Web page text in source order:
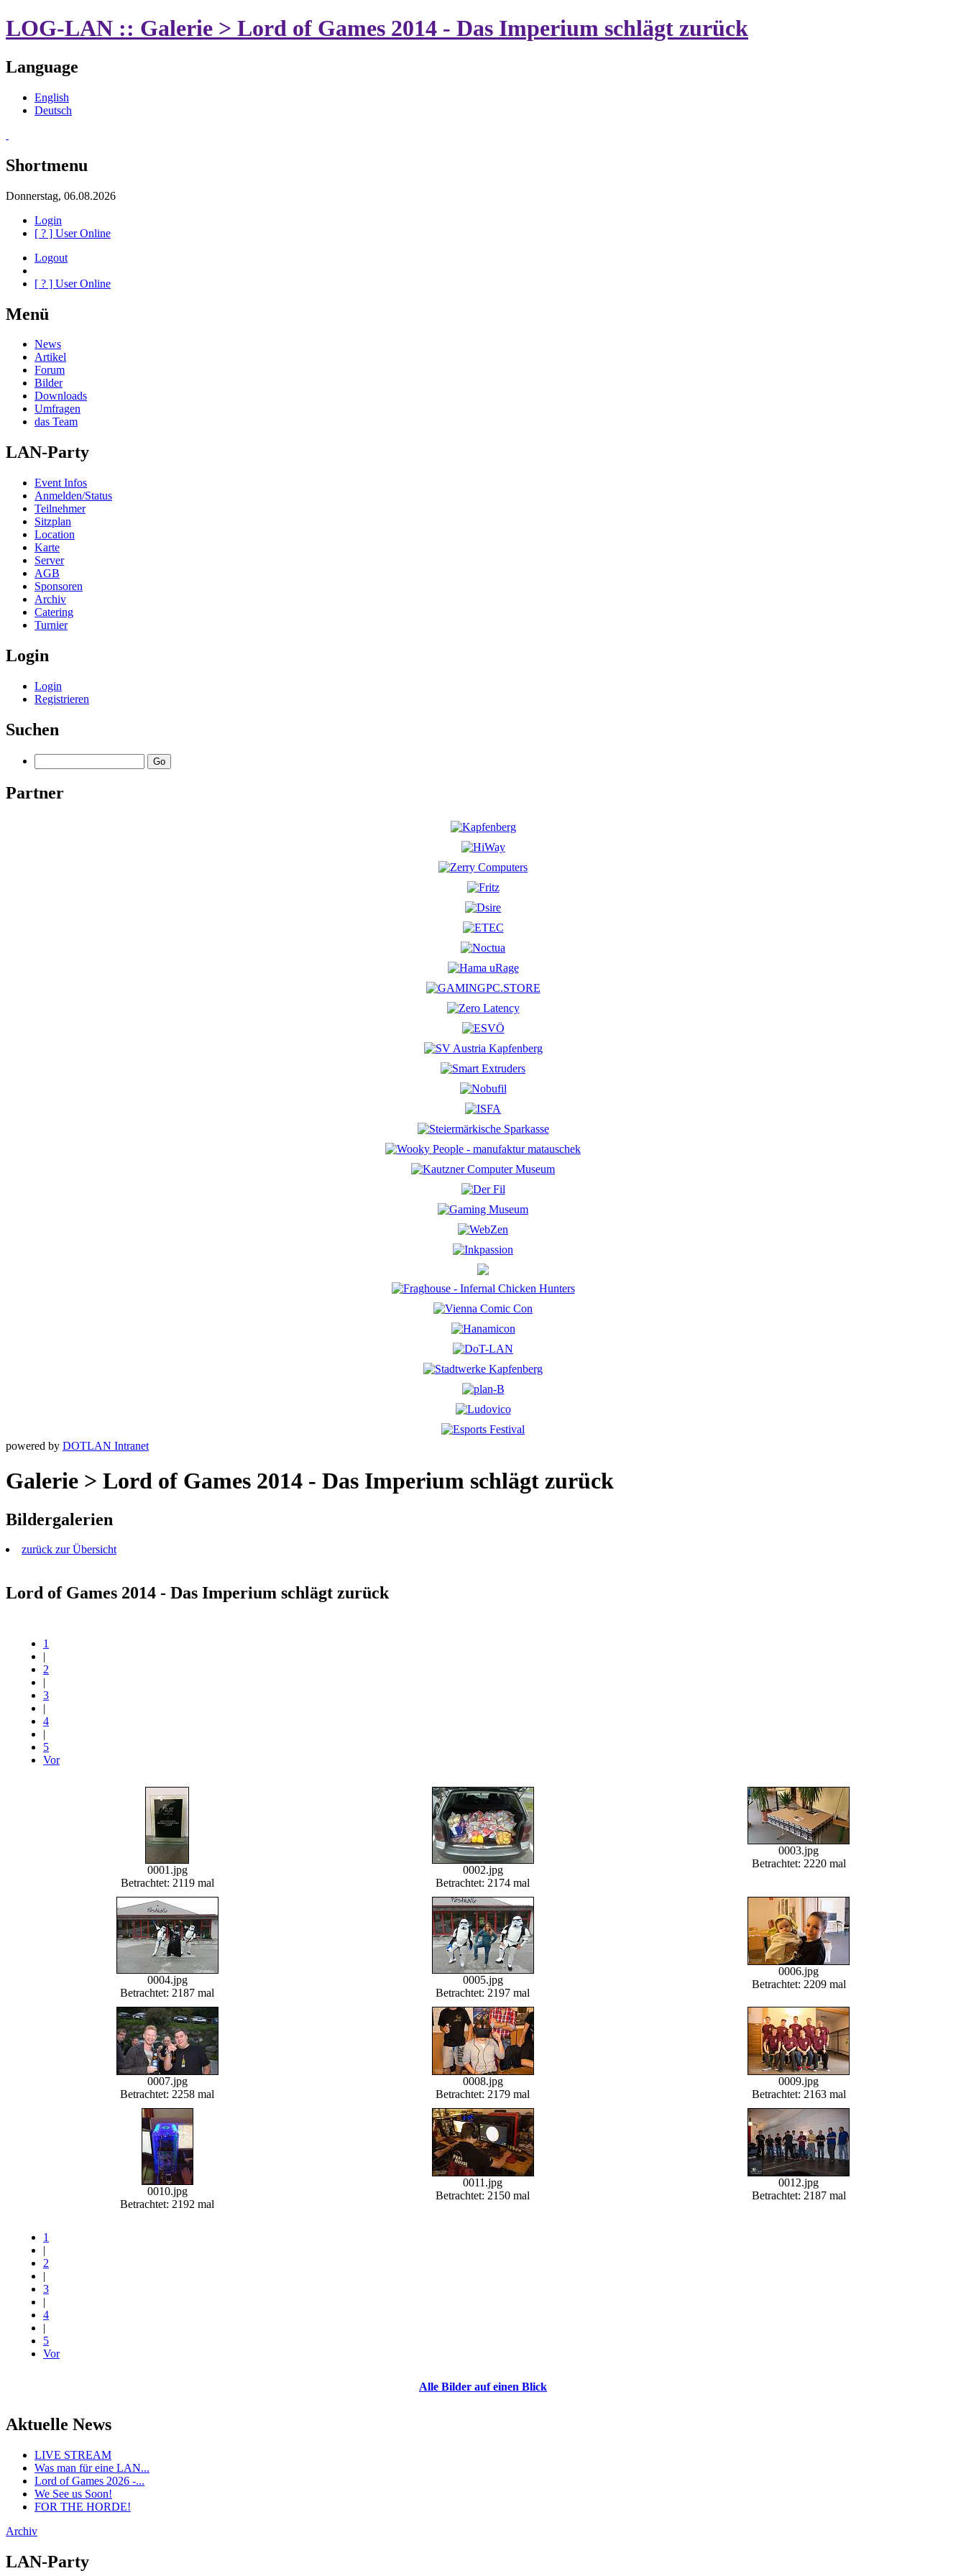
LOG-LAN :: Galerie > Lord of Games 2014 - Das Imperium schlägt zurück
Language
English
Deutsch
Shortmenu
Donnerstag, 06.08.2026
Login
[ ? ] User Online
Logout
[ ? ] User Online
Menü
News
Artikel
Forum
Bilder
Downloads
Umfragen
das Team
LAN-Party
Event Infos
Anmelden/Status
Teilnehmer
Sitzplan
Location
Karte
Server
AGB
Sponsoren
Archiv
Catering
Turnier
Login
Login
Registrieren
Suchen
Partner
powered by DOTLAN Intranet
Galerie > Lord of Games 2014 - Das Imperium schlägt zurück
Bildergalerien
zurück zur Übersicht
Lord of Games 2014 - Das Imperium schlägt zurück
1
|
2
|
3
|
4
|
5
Vor
0001.jpg
Betrachtet: 2119 mal
0002.jpg
Betrachtet: 2174 mal
0003.jpg
Betrachtet: 2220 mal
0004.jpg
Betrachtet: 2187 mal
0005.jpg
Betrachtet: 2197 mal
0006.jpg
Betrachtet: 2209 mal
0007.jpg
Betrachtet: 2258 mal
0008.jpg
Betrachtet: 2179 mal
0009.jpg
Betrachtet: 2163 mal
0010.jpg
Betrachtet: 2192 mal
0011.jpg
Betrachtet: 2150 mal
0012.jpg
Betrachtet: 2187 mal
1
|
2
|
3
|
4
|
5
Vor
Alle Bilder auf einen Blick
Aktuelle News
LIVE STREAM
Was man für eine LAN...
Lord of Games 2026 -...
We See us Soon!
FOR THE HORDE!
Archiv
LAN-Party